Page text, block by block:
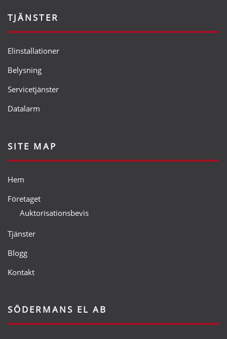
TJÄNSTER
Elinstallationer
Belysning
Servicetjänster
Datalarm
SITE MAP
Hem
Företaget
Auktorisationsbevis
Tjänster
Blogg
Kontakt
SÖDERMANS EL AB